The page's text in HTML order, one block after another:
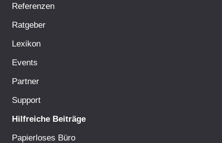
Referenzen
Ratgeber
Lexikon
Events
Partner
Support
Hilfreiche Beiträge
Papierloses Büro